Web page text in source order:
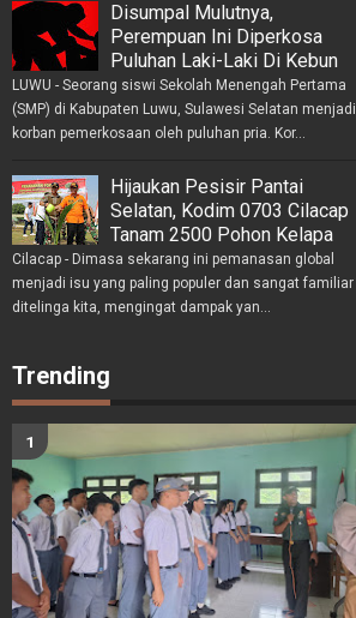
Disumpal Mulutnya,
Perempuan Ini Diperkosa
Puluhan Laki-Laki Di Kebun
LUWU - Seorang siswi Sekolah Menengah Pertama
(SMP) di Kabupaten Luwu, Sulawesi Selatan menjadi
korban pemerkosaan oleh puluhan pria. Kor...
Hijaukan Pesisir Pantai
Selatan, Kodim 0703 Cilacap
Tanam 2500 Pohon Kelapa
Cilacap - Dimasa sekarang ini pemanasan global
menjadi isu yang paling populer dan sangat familiar
ditelinga kita, mengingat dampak yan...
Trending